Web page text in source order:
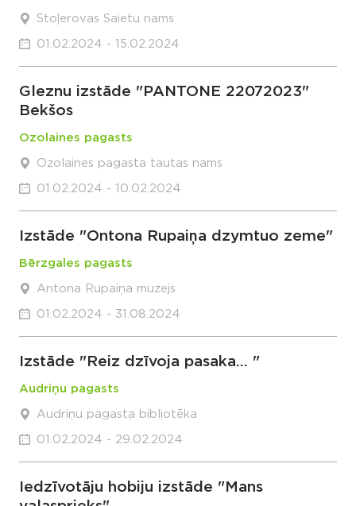
Stoļerovas Saietu nams
01.02.2024 - 15.02.2024
Gleznu izstāde "PANTONE 22072023"
Bekšos
Ozolaines pagasts
Ozolaines pagasta tautas nams
01.02.2024 - 10.02.2024
Izstāde "Ontona Rupaiņa dzymtuo zeme"
Bērzgales pagasts
Antona Rupaiņa muzejs
01.02.2024 - 31.08.2024
Izstāde "Reiz dzīvoja pasaka... "
Audriņu pagasts
Audriņu pagasta bibliotēka
01.02.2024 - 29.02.2024
Iedzīvotāju hobiju izstāde "Mans